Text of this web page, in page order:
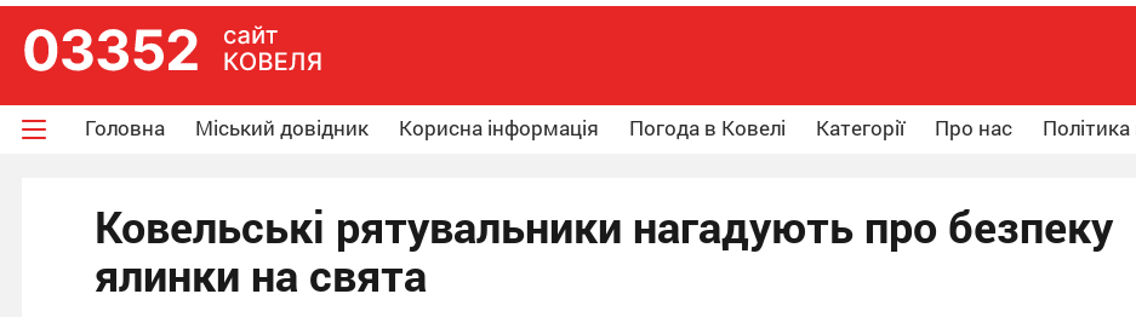
Головна Міський довідник Корисна інформація Погода в Ковелі Категорії Про нас Політика
Ковельські рятувальники нагадують про безпеку
ялинки на свята